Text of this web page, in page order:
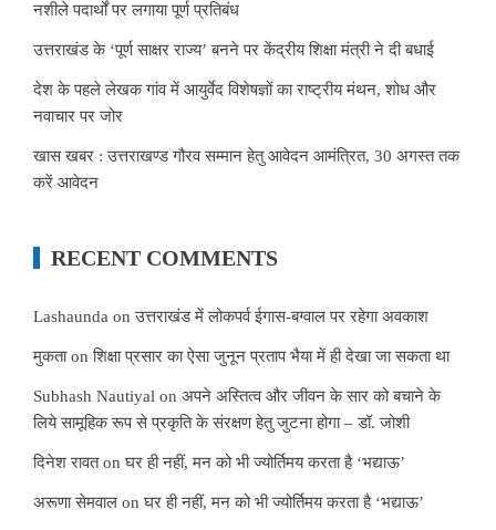
नशीले पदार्थों पर लगाया पूर्ण प्रतिबंध
उत्तराखंड के ‘पूर्ण साक्षर राज्य’ बनने पर केंद्रीय शिक्षा मंत्री ने दी बधाई
देश के पहले लेखक गांव में आयुर्वेद विशेषज्ञों का राष्ट्रीय मंथन, शोध और
नवाचार पर जोर
खास खबर : उत्तराखण्ड गौरव सम्मान हेतु आवेदन आमंत्रित, 30 अगस्त तक
करें आवेदन
RECENT COMMENTS
Lashaunda onउत्तराखंड में लोकपर्व ईगास-बग्वाल पर रहेगा अवकाश
मुकताonशिक्षा प्रसार का ऐसा जुनून प्रताप भैया में ही देखा जा सकता था
Subhash Nautiyal on अपने अस्तित्व और जीवन के सार को बचाने के
लिये सामूहिक रूप से प्रकृति के संरक्षण हेतु जुटना होगा – डॉ. जोशी
दिनेश रावतonघर ही नहीं, मन को भी ज्योर्तिमय करता है ‘भद्याऊ’
अरूणा सेमवाल onघर ही नहीं, मन को भी ज्योर्तिमय करता है ‘भद्याऊ’